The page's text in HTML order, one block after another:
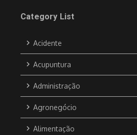
Category List
Acidente
Acupuntura
Administração
Agronegócio
Alimentação